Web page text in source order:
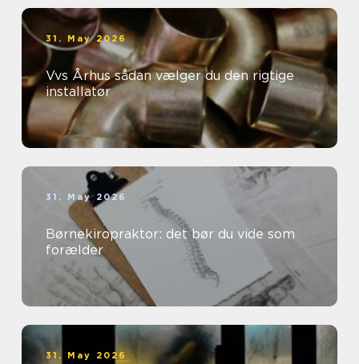
31. May 2026
Vvs Århus sådan vælger du den rigtige
installatør
31. May 2026
Børnekiropraktor: det bør du vide som
forælder
31. May 2026